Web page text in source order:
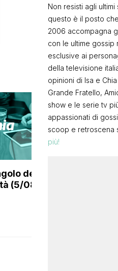
delle
(5/08/26)
Non resisti agli
questo è il posto
2006 accompagna
con le ultime gossip
esclusive ai
della televisione
opinioni di Isa e
Grande Fratello,
show e le serie tv
appassionati di
scoop e retroscena
più!